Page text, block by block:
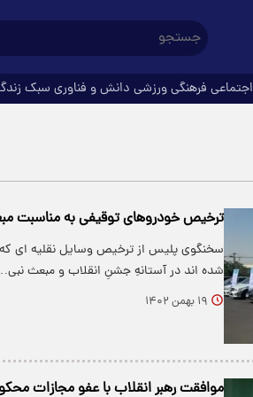
اجتماعی فرهنگیورزشی دانش و فناوری سبک
ترخیص خودروهای توقیفی به مناسبت
سخنگوی پلیس از ترخیص وسایل نقلیه ای
شده اند در آستانهِ جشنِ انقلاب و مبعث
۱۹ بهمن ۱۴۰۲
موافقت رهبر انقلاب با عفو مجازات